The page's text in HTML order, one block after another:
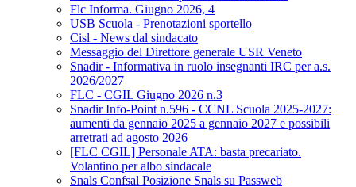
Flc Informa. Giugno 2026, 4
USB Scuola - Prenotazioni sportello
Cisl - News dal sindacato
Messaggio del Direttore generale USR Veneto
Snadir - Informativa in ruolo insegnanti IRC per a.s.
2026/2027
FLC - CGIL Giugno 2026 n.3
Snadir Info-Point n.596 - CCNL Scuola 2025-2027:
aumenti da gennaio 2025 a gennaio 2027 e possibili
arretrati ad agosto 2026
[FLC CGIL] Personale ATA: basta precariato.
Volantino per albo sindacale
Snals Confsal Posizione Snals su Passweb